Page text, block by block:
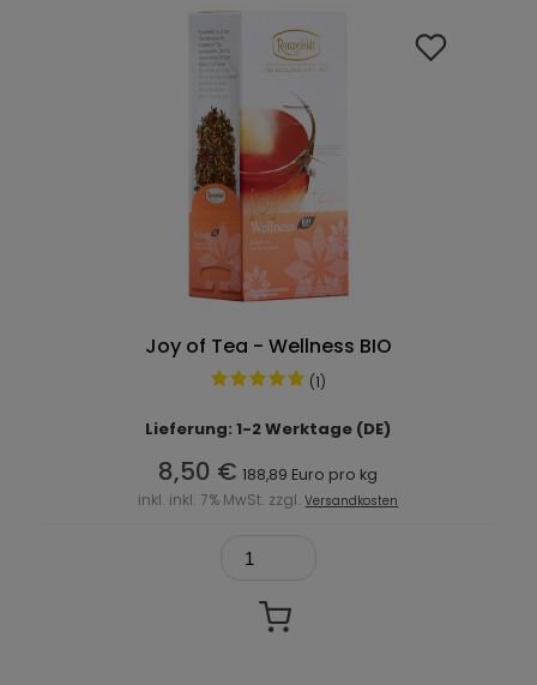
Joy of Tea - Wellness BIO
(1)
Lieferung: 1-2 Werktage (DE)
8,50 € 188,89 Euro pro kg
inkl. inkl. 7% MwSt. zzgl.Versandkosten